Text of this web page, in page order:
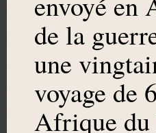
de la
une
voyage de
Afrique du